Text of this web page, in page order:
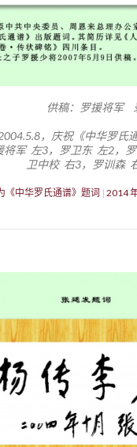
供稿：罗援将军
，庆祝《中华罗氏
将军 左3，罗卫东 左2，
卫中校 右3，罗训森
《中华罗氏通谱》题词 2014